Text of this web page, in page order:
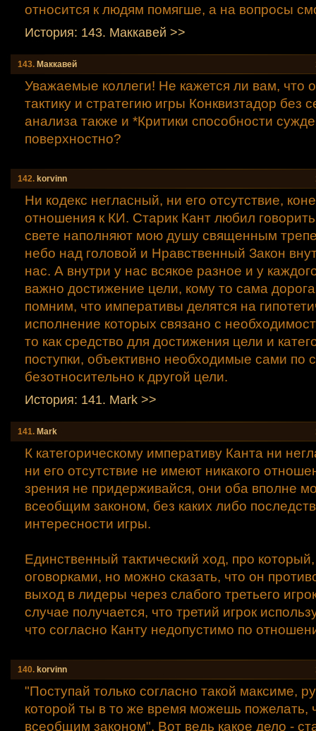
относится к людям помягше, а на вопросы
История: 143. Маккавей >>
143. Маккавей
Уважаемые коллеги! Не кажется ли вам, что
тактику и стратегию игры Конквизтадор без
анализа также и *Критики способности
поверхностно?
142. korvinn
Ни кодекс негласный, ни его отсутствие,
отношения к КИ. Старик Кант любил
свете наполняют мою душу священным
небо над головой и Нравственный Закон
нас. А внутри у нас всякое разное и у
важно достижение цели, кому то сама
помним, что императивы делятся на
исполнение которых связано с
то как средство для достижения цели и
поступки, объективно необходимые сами по
безотносительно к другой цели.
История: 141. Mаrk >>
141. Mаrk
К категорическому императиву Канта ни
ни его отсутствие не имеют никакого
зрения не придерживайся, они оба вполне
всеобщим законом, без каких либо
интересности игры.
Единственный тактический ход, про
оговорками, но можно сказать, что он
выход в лидеры через слабого третьего
случае получается, что третий игрок
что согласно Канту недопустимо по
140. korvinn
"Поступай только согласно такой максиме,
которой ты в то же время можешь пожелать,
всеобщим законом". Вот ведь какое дело -